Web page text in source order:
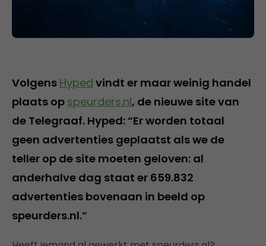
Volgens Hyped vindt er maar weinig handel
plaats op speurders.nl, de nieuwe site van
de Telegraaf. Hyped: “Er worden totaal
geen advertenties geplaatst als we de
teller op de site moeten geloven: al
anderhalve dag staat er 659.832
advertenties bovenaan in beeld op
speurders.nl.”